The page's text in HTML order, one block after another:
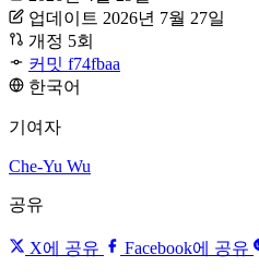
업데이트 2026년 7월 27일
개정 5회
커밋 f74fbaa
한국어
기여자
Che-Yu Wu
공유
X에 공유 Facebook에 공유